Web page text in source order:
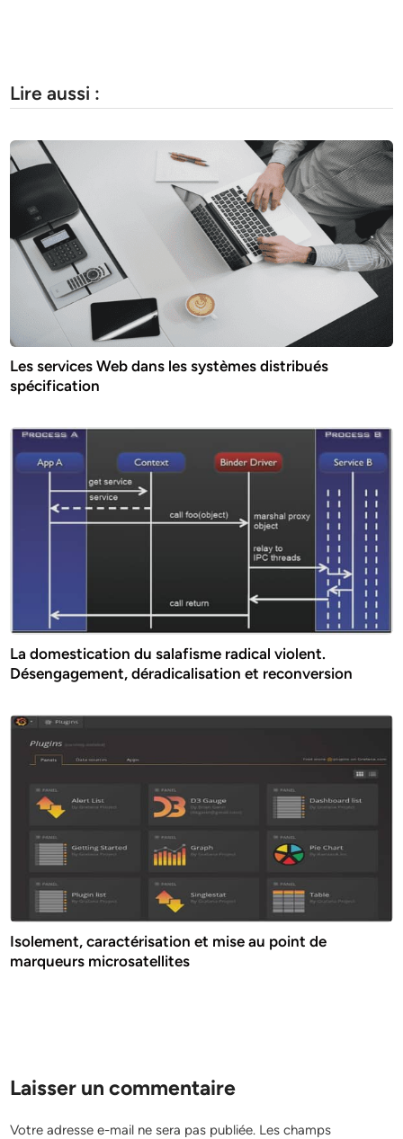
Lire aussi :
Les services Web dans les systèmes distribués
spécification
La domestication du salafisme radical violent.
Désengagement, déradicalisation et reconversion
Isolement, caractérisation et mise au point de
marqueurs microsatellites
Laisser un commentaire
Votre adresse e-mail ne sera pas publiée. Les champs